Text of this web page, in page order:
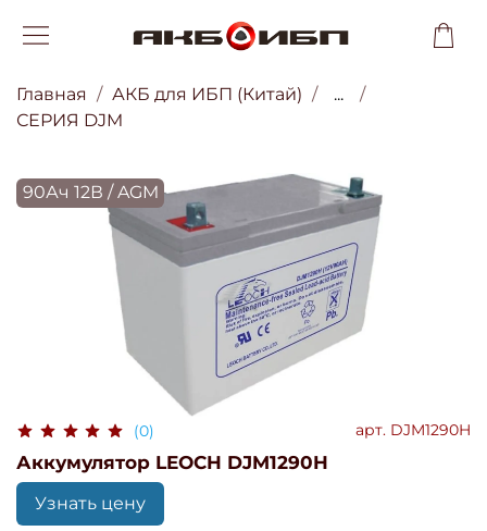
Главная АКБ для ИБП (Китай)
...
СЕРИЯ DJM
90Ач 12В / AGM
(0) арт. DJM1290H
Аккумулятор LEOCH DJM1290H
Узнать цену